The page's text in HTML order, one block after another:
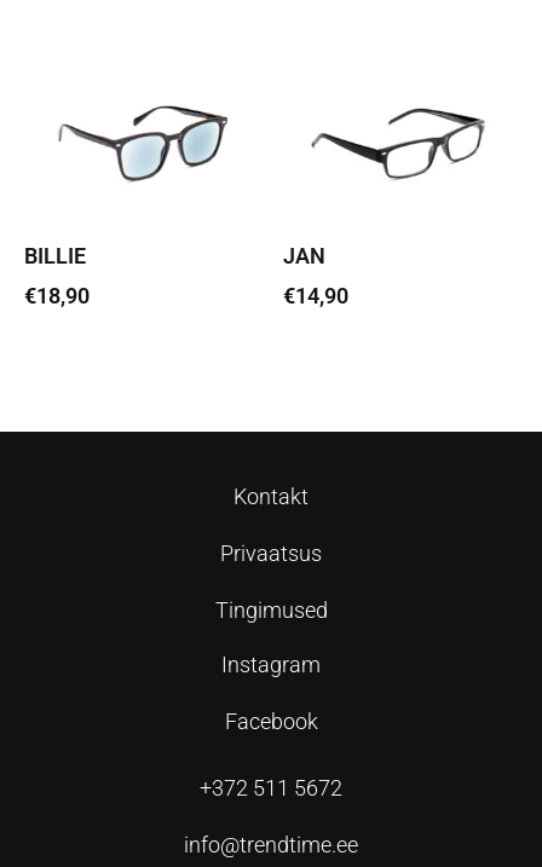
BILLIE
€18,90
JAN
€14,90
Kontakt
Privaatsus
Tingimused
Instagram
Facebook
+372 511 5672
info@trendtime.ee